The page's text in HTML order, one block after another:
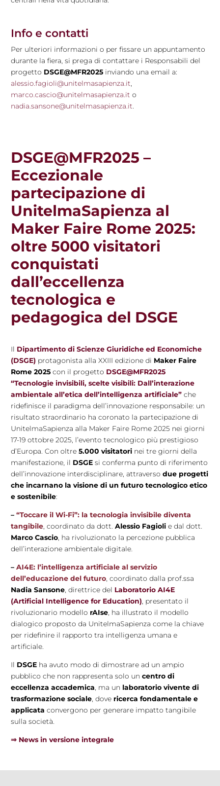
Info e contatti
Per ulteriori informazioni o per fissare un appuntamento
durante la fiera, si prega di contattare i Responsabili del
progetto DSGE@MFR2025 inviando una email a:
alessio.fagioli@unitelmasapienza.it,
marco.cascio@unitelmasapienza.it o
nadia.sansone@unitelmasapienza.it.
DSGE@MFR2025 –
Eccezionale
partecipazione di
UnitelmaSapienza al
Maker Faire Rome 2025:
oltre 5000 visitatori
conquistati
dall’eccellenza
tecnologica e
pedagogica del DSGE
Il Dipartimento di Scienze Giuridiche ed Economiche
(DSGE) protagonista alla XXIII edizione di Maker Faire
Rome 2025 con il progetto DSGE@MFR2025
“Tecnologie invisibili, scelte visibili: Dall’interazione
ambientale all’etica dell’intelligenza artificiale” che
ridefinisce il paradigma dell’innovazione responsabile: un
risultato straordinario ha coronato la partecipazione di
UnitelmaSapienza alla Maker Faire Rome 2025 nei giorni
17-19 ottobre 2025, l’evento tecnologico più prestigioso
d’Europa. Con oltre5.000 visitatori nei tre giorni della
manifestazione, il DSGE si conferma punto di riferimento
dell’innovazione interdisciplinare, attraversodue progetti
che incarnano la visione di un futuro tecnologico etico
e sostenibile:
–“Toccare il Wi-Fi”: la tecnologia invisibile diventa
tangibile, coordinato da dott.Alessio Fagioli e dal dott.
Marco Cascio, ha rivoluzionato la percezione pubblica
dell’interazione ambientale digitale.
–AI4E: l’intelligenza artificiale al servizio
dell’educazione del futuro, coordinato dalla prof.ssa
Nadia Sansone, direttrice del Laboratorio AI4E
(Artificial Intelligence for Education), presentato il
rivoluzionario modello rAIse, ha illustrato il modello
dialogico proposto da UnitelmaSapienza come la chiave
per ridefinire il rapporto tra intelligenza umana e
artificiale.
Il DSGE ha avuto modo di dimostrare ad un ampio
pubblico che non rappresenta solo uncentro di
eccellenza accademica, ma un laboratorio vivente di
trasformazione sociale, dove ricerca fondamentale e
applicata convergono per generare impatto tangibile
sulla società.
⇒ News in versione integrale